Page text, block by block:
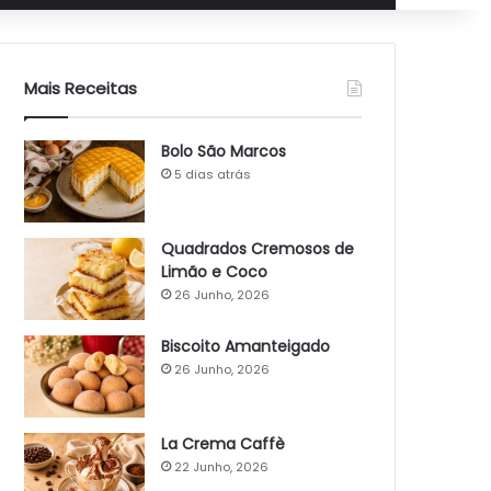
Mais Receitas
Bolo São Marcos
5 dias atrás
Quadrados Cremosos de
Limão e Coco
26 Junho, 2026
Biscoito Amanteigado
26 Junho, 2026
La Crema Caffè
22 Junho, 2026